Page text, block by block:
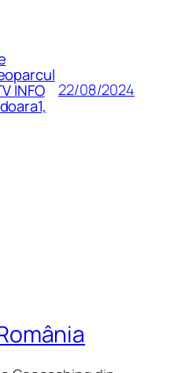
INFO 22/08/2024